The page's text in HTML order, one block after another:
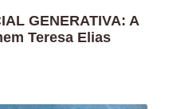
GENERATIVA: A
Teresa Elias